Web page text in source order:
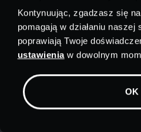
Kontynuując, zgadzasz się
pomagają w działaniu naszej
poprawiają Twoje
ustawieniaw dowolnym
OK
Przejdź na plan
danych, funkcji i
Pobierz
rozpocznij